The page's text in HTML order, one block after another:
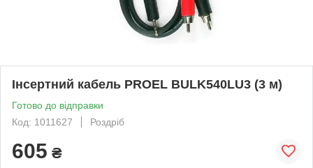
Інсертний кабель PROEL BULK540LU3 (3 м)
Готово до відправки
Код: 1011627
Роздріб
605 ₴